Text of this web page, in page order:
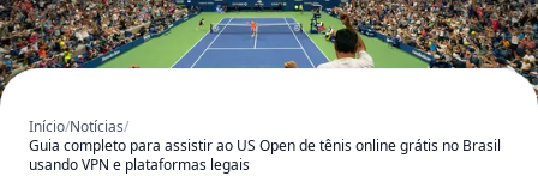
Início/Notícias/
Guia completo para assistir ao US Open de tênis online grátis no Brasil
usando VPN e plataformas legais